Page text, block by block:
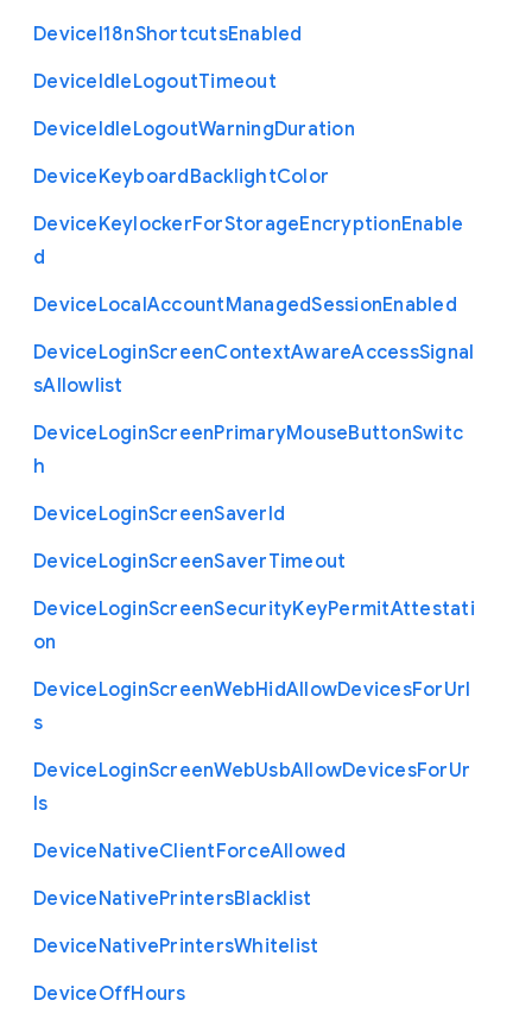
DeviceI18nShortcutsEnabled
DeviceIdleLogoutTimeout
DeviceIdleLogoutWarningDuration
DeviceKeyboardBacklightColor
DeviceKeylockerForStorageEncryptionEnable
d
DeviceLocalAccountManagedSessionEnabled
DeviceLoginScreenContextAwareAccessSignal
sAllowlist
DeviceLoginScreenPrimaryMouseButtonSwitc
h
DeviceLoginScreenSaverId
DeviceLoginScreenSaverTimeout
DeviceLoginScreenSecurityKeyPermitAttestati
on
DeviceLoginScreenWebHidAllowDevicesForUrl
s
DeviceLoginScreenWebUsbAllowDevicesForUr
ls
DeviceNativeClientForceAllowed
DeviceNativePrintersBlacklist
DeviceNativePrintersWhitelist
DeviceOffHours